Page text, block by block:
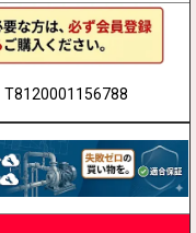
T8120001156788